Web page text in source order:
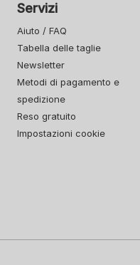
Servizi
Aiuto / FAQ
Tabella delle taglie
Newsletter
Metodi di pagamento e
spedizione
Reso gratuito
Impostazioni cookie